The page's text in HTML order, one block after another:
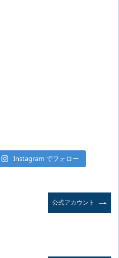
Instagram でフォロー
公式アカウント